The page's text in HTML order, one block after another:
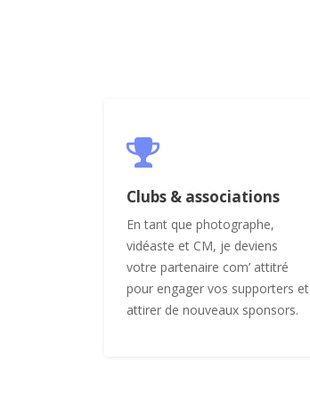
Clubs & associations
En tant que photographe,
vidéaste et CM, je deviens
votre partenaire com’ attitré
pour engager vos supporters et
attirer de nouveaux sponsors.